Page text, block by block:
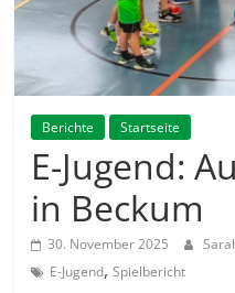
Berichte Startseite
E-Jugend:
in Beckum
30. November 2025
E-Jugend,Spielbericht